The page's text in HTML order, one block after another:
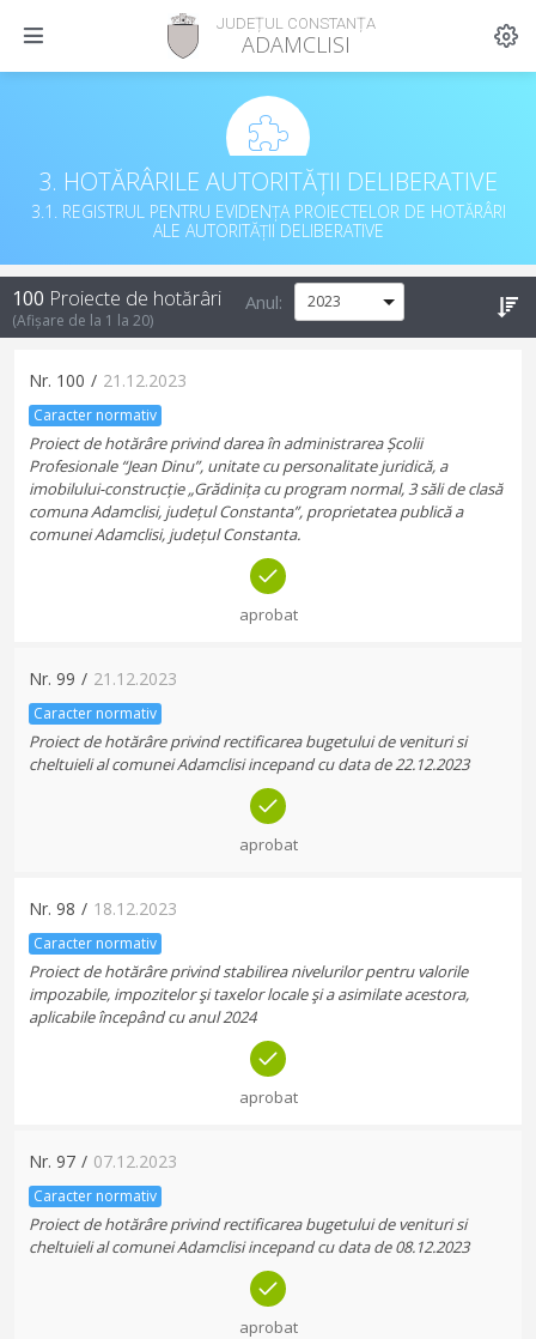
JUDEȚUL CONSTANȚA
ADAMCLISI
3. HOTĂRÂRILE AUTORITĂȚII DELIBERATIVE
3.1. REGISTRUL PENTRU EVIDENȚA PROIECTELOR DE HOTĂRÂRI
ALE AUTORITĂȚII DELIBERATIVE
100 Proiecte de hotărâri
(Afișare de la 1 la 20)
Anul:
Nr. 100 / 21.12.2023
Caracter normativ
Proiect de hotărâre privind darea în administrarea Școlii
Profesionale “Jean Dinu”, unitate cu personalitate juridică, a
imobilului-construcție „Grădinița cu program normal, 3 săli de clasă
comuna Adamclisi, județul Constanta”, proprietatea publică a
comunei Adamclisi, județul Constanta.
aprobat
Nr. 99 / 21.12.2023
Caracter normativ
Proiect de hotărâre privind rectificarea bugetului de venituri si
cheltuieli al comunei Adamclisi incepand cu data de 22.12.2023
aprobat
Nr. 98 / 18.12.2023
Caracter normativ
Proiect de hotărâre privind stabilirea nivelurilor pentru valorile
impozabile, impozitelor şi taxelor locale şi a asimilate acestora,
aplicabile începând cu anul 2024
aprobat
Nr. 97 / 07.12.2023
Caracter normativ
Proiect de hotărâre privind rectificarea bugetului de venituri si
cheltuieli al comunei Adamclisi incepand cu data de 08.12.2023
aprobat